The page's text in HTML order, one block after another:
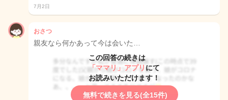
7月2日
おさつ
親友なら何かあって今は会いた…
この回答の続きは
「ママリ」アプリ にて
お読みいただけます！
無料で続きを見る(全15件)